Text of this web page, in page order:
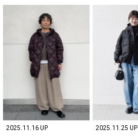
2025.11.16 UP 2025.11.25 UP